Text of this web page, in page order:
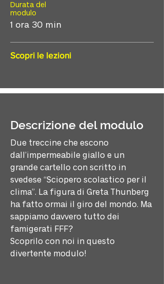
Durata del
modulo
1 ora 30 min
Scopri le lezioni
Descrizione del modulo
Due treccine che escono
dall’impermeabile giallo e un
grande cartello con scritto in
svedese “Sciopero scolastico per il
clima”. La figura di Greta Thunberg
ha fatto ormai il giro del mondo. Ma
sappiamo davvero tutto dei
famigerati FFF?
Scoprilo con noi in questo
divertente modulo!